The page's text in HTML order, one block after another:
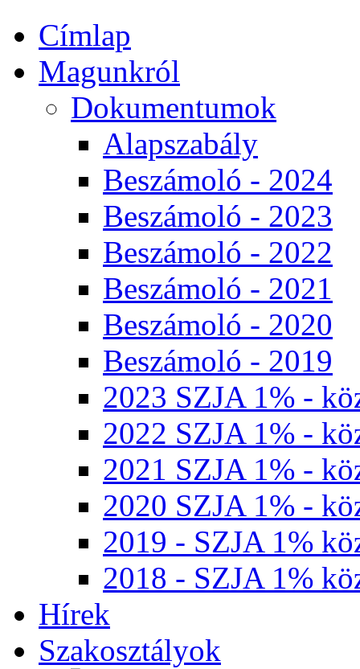
Címlap
Magunkról
Dokumentumok
Alapszabály
Beszámoló - 2024
Beszámoló - 2023
Beszámoló - 2022
Beszámoló - 2021
Beszámoló - 2020
Beszámoló - 2019
2023 SZJA 1% -
2022 SZJA 1% -
2021 SZJA 1% -
2020 SZJA 1% -
2019 - SZJA 1%
2018 - SZJA 1%
Hírek
Szakosztályok